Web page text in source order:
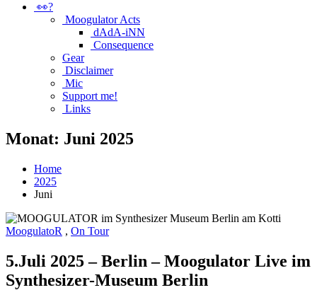
👀?
Moogulator Acts
dAdA-iNN
Consequence
Gear
Disclaimer
Mic
Support me!
Links
Monat: Juni 2025
Home
2025
Juni
MoogulatoR , On Tour
5.Juli 2025 – Berlin – Moogulator Live im
Synthesizer-Museum Berlin